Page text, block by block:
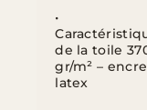
•
de la toile
gr/m² –
latex